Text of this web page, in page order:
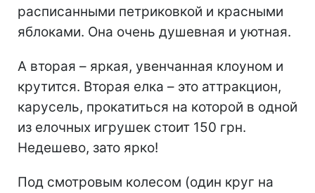
расписанными петриковкой и красными
яблоками. Она очень душевная и уютная.
А вторая – яркая, увенчанная клоуном и
крутится. Вторая елка – это аттракцион,
карусель, прокатиться на которой в одной
из елочных игрушек стоит 150 грн.
Недешево, зато ярко!
Под смотровым колесом (один круг на